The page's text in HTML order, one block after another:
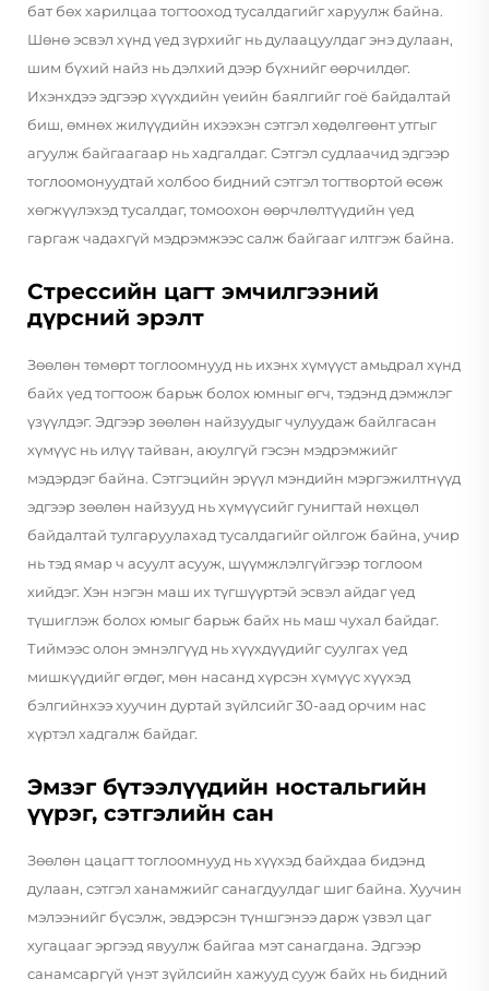
бат бөх харилцаа тогтооход тусалдагийг харуулж байна.
Шөнө эсвэл хүнд үед зүрхийг нь дулаацуулдаг энэ дулаан,
шим бүхий найз нь дэлхий дээр бүхнийг өөрчилдөг.
Ихэнхдээ эдгээр хүүхдийн үеийн баялгийг гоё байдалтай
биш, өмнөх жилүүдийн ихээхэн сэтгэл хөдөлгөөнт утгыг
агуулж байгаагаар нь хадгалдаг. Сэтгэл судлаачид эдгээр
тоглоомонуудтай холбоо бидний сэтгэл тогтвортой өсөж
хөгжүүлэхэд тусалдаг, томоохон өөрчлөлтүүдийн үед
гаргаж чадахгүй мэдрэмжээс салж байгааг илтгэж байна.
Стрессийн цагт эмчилгээний
дүрсний эрэлт
Зөөлөн төмөрт тоглоомнууд нь ихэнх хүмүүст амьдрал хүнд
байх үед тогтоож барьж болох юмныг өгч, тэдэнд дэмжлэг
үзүүлдэг. Эдгээр зөөлөн найзуудыг чулуудаж байлгасан
хүмүүс нь илүү тайван, аюулгүй гэсэн мэдрэмжийг
мэдэрдэг байна. Сэтгэцийн эрүүл мэндийн мэргэжилтнүүд
эдгээр зөөлөн найзууд нь хүмүүсийг гунигтай нөхцөл
байдалтай тулгаруулахад тусалдагийг ойлгож байна, учир
нь тэд ямар ч асуулт асууж, шүүмжлэлгүйгээр тоглоом
хийдэг. Хэн нэгэн маш их түгшүүртэй эсвэл айдаг үед
түшиглэж болох юмыг барьж байх нь маш чухал байдаг.
Тиймээс олон эмнэлгүүд нь хүүхдүүдийг суулгах үед
мишкүүдийг өгдөг, мөн насанд хүрсэн хүмүүс хүүхэд
бэлгийнхээ хуучин дуртай зүйлсийг 30-аад орчим нас
хүртэл хадгалж байдаг.
Эмзэг бүтээлүүдийн ностальгийн
үүрэг, сэтгэлийн сан
Зөөлөн цацагт тоглоомнууд нь хүүхэд байхдаа бидэнд
дулаан, сэтгэл ханамжийг санагдуулдаг шиг байна. Хуучин
мэлээнийг бүсэлж, эвдэрсэн түншгэнээ дарж үзвэл цаг
хугацааг эргээд явуулж байгаа мэт санагдана. Эдгээр
санамсаргүй үнэт зүйлсийн хажууд сууж байх нь бидний